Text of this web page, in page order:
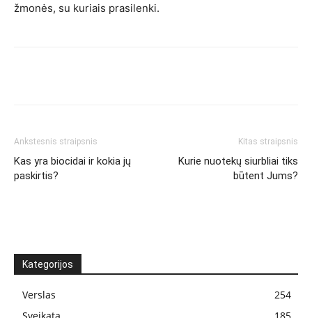
žmonės, su kuriais prasilenki.
Ankstesnis straipsnis
Kas yra biocidai ir kokia jų
paskirtis?
Kitas straipsnis
Kurie nuotekų siurbliai tiks
būtent Jums?
Kategorijos
Verslas
254